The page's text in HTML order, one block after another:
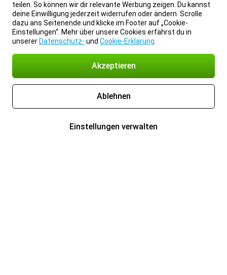
teilen. So können wir dir relevante Werbung zeigen. Du kannst
deine Einwilligung jederzeit widerrufen oder ändern. Scrolle
dazu ans Seitenende und klicke im Footer auf „Cookie-
Einstellungen“. Mehr über unsere Cookies erfährst du in
unserer Datenschutz- und Cookie-Erklärung
Akzeptieren
Ablehnen
Einstellungen verwalten